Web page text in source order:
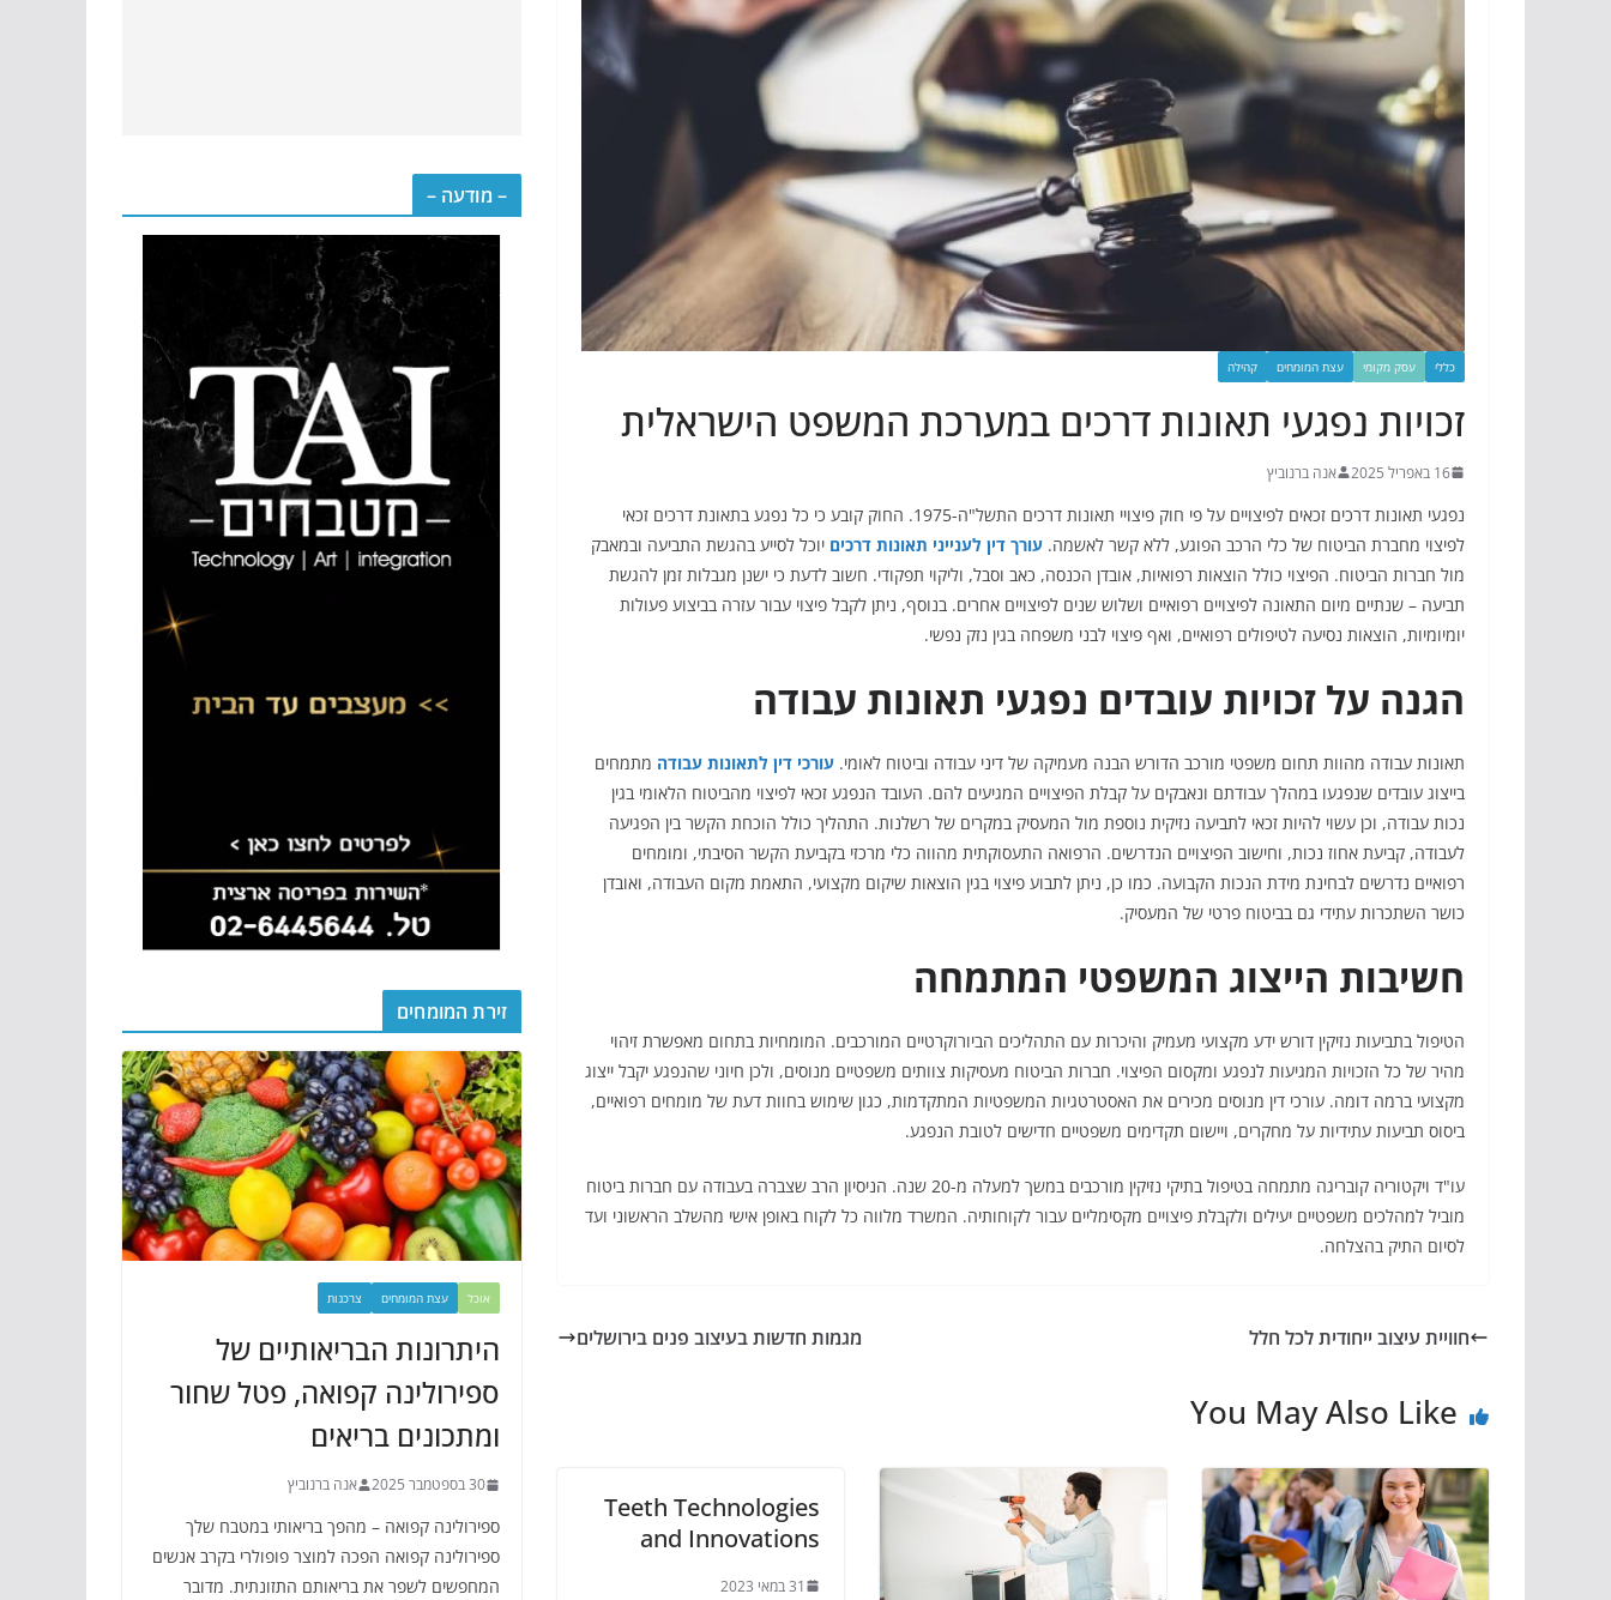
כללי עסק מקומי עצת המומחים קהילה
זכויות נפגעי תאונות דרכים במערכת המשפט הישראלית
16 באפריל 2025 אנה ברנוביץ
נפגעי תאונות דרכים זכאים לפיצויים על פי חוק פיצויי תאונות דרכים התשל"ה-1975. החוק קובע כי כל נפגע בתאונת דרכים זכאי
לפיצוי מחברת הביטוח של כלי הרכב הפוגע, ללא קשר לאשמה. עורך דין לענייני תאונות דרכים יוכל לסייע בהגשת התביעה ובמאבק
מול חברות הביטוח. הפיצוי כולל הוצאות רפואיות, אובדן הכנסה, כאב וסבל, וליקוי תפקודי. חשוב לדעת כי ישנן מגבלות זמן להגשת
תביעה – שנתיים מיום התאונה לפיצויים רפואיים ושלוש שנים לפיצויים אחרים. בנוסף, ניתן לקבל פיצוי עבור עזרה בביצוע פעולות
יומיומיות, הוצאות נסיעה לטיפולים רפואיים, ואף פיצוי לבני משפחה בגין נזק נפשי.
הגנה על זכויות עובדים נפגעי תאונות עבודה
תאונות עבודה מהוות תחום משפטי מורכב הדורש הבנה מעמיקה של דיני עבודה וביטוח לאומי. עורכי דין לתאונות עבודה מתמחים
בייצוג עובדים שנפגעו במהלך עבודתם ונאבקים על קבלת הפיצויים המגיעים להם. העובד הנפגע זכאי לפיצוי מהביטוח הלאומי בגין
נכות עבודה, וכן עשוי להיות זכאי לתביעה נזיקית נוספת מול המעסיק במקרים של רשלנות. התהליך כולל הוכחת הקשר בין הפגיעה
לעבודה, קביעת אחוז נכות, וחישוב הפיצויים הנדרשים. הרפואה התעסוקתית מהווה כלי מרכזי בקביעת הקשר הסיבתי, ומומחים
רפואיים נדרשים לבחינת מידת הנכות הקבועה. כמו כן, ניתן לתבוע פיצוי בגין הוצאות שיקום מקצועי, התאמת מקום העבודה, ואובדן
כושר השתכרות עתידי גם בביטוח פרטי של המעסיק.
חשיבות הייצוג המשפטי המתמחה
הטיפול בתביעות נזיקין דורש ידע מקצועי מעמיק והיכרות עם התהליכים הביורוקרטיים המורכבים. המומחיות בתחום מאפשרת זיהוי
מהיר של כל הזכויות המגיעות לנפגע ומקסום הפיצוי. חברות הביטוח מעסיקות צוותים משפטיים מנוסים, ולכן חיוני שהנפגע יקבל ייצוג
מקצועי ברמה דומה. עורכי דין מנוסים מכירים את האסטרטגיות המשפטיות המתקדמות, כגון שימוש בחוות דעת של מומחים רפואיים,
ביסוס תביעות עתידיות על מחקרים, ויישום תקדימים משפטיים חדישים לטובת הנפגע.
עו"ד ויקטוריה קובריגה מתמחה בטיפול בתיקי נזיקין מורכבים במשך למעלה מ-20 שנה. הניסיון הרב שצברה בעבודה עם חברות ביטוח
מוביל למהלכים משפטיים יעילים ולקבלת פיצויים מקסימליים עבור לקוחותיה. המשרד מלווה כל לקוח באופן אישי מהשלב הראשוני ועד
לסיום התיק בהצלחה.
חוויית עיצוב ייחודית לכל חלל מגמות חדשות בעיצוב פנים בירושלים
You May Also Like
Teeth Technologies
and Innovations
31 במאי 2023
– מודעה –
זירת המומחים
אוכל עצת המומחים צרכנות
היתרונות הבריאותיים של
ספירולינה קפואה, פטל שחור
ומתכונים בריאים
30 בספטמבר 2025 אנה ברנוביץ
ספירולינה קפואה – מהפך בריאותי במטבח שלך
ספירולינה קפואה הפכה למוצר פופולרי בקרב אנשים
המחפשים לשפר את בריאותם התזונתית. מדובר